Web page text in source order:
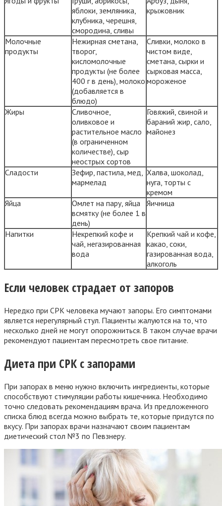
яблоки, земляника,
клубника, черешня,
смородина, сливы
крыжовник
Молочные
продукты
Нежирная сметана,
творог,
кисломолочные
продукты (не более
400 г в день), молоко
(добавляется в
блюдо)
Сливки, молоко в
чистом виде,
сметана, сырки и
сырковая масса,
мороженое
Жиры
Сливочное,
оливковое и
растительное масло
(в ограниченном
количестве), сыр
неострых сортов
Говяжий, свиной и
бараний жир, сало,
майонез
Сладости
Зефир, пастила, мед,
мармелад
Халва, шоколад,
нуга, торты с
кремом
Яйца
Омлет на пару, яйца
всмятку (не более 1 в
день)
Яичница
Напитки
Некрепкий кофе и
чай, негазированная
вода
Крепкий чай и кофе,
какао, соки,
газированная вода,
алкоголь
Если человек страдает от запоров
Нередко при СРК человека мучают запоры. Его симптомами
является нерегулярный стул. Пациенты жалуются на то, что
несколько дней не могут опорожниться. В таком случае врачи
рекомендуют пациентам пересмотреть свое питание.
Диета при СРК с запорами
При запорах в меню нужно включить ингредиенты, которые
способствуют стимуляции работы кишечника. Необходимо
точно следовать рекомендациям врача. Из предложенного
списка блюд всегда можно выбрать те, которые придутся по
вкусу. При запорах врачи назначают своим пациентам
диетический стол №3 по Певзнеру.